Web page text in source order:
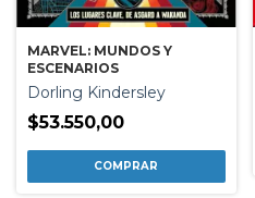
MARVEL: MUNDOS Y
ESCENARIOS
Dorling Kindersley
$53.550,00